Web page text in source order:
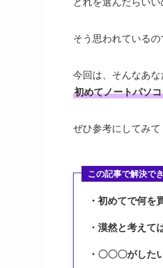
どれを選んだらい
そう思われている
今回は、そんなあな
初めてノートパソ
ぜひ参考にしてみて
この記事で解決で
・初めてで何を
・漠然と考えて
・〇〇〇がした